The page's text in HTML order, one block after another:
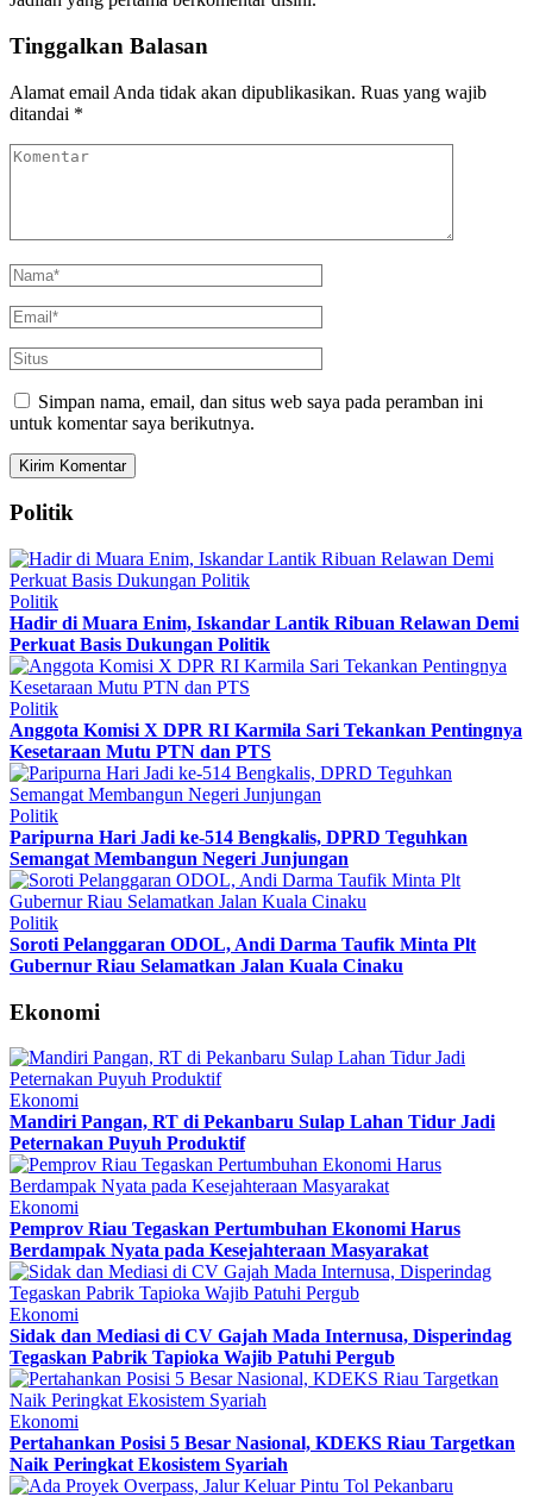
Tinggalkan Balasan
Alamat email Anda tidak akan dipublikasikan. Ruas yang wajib
ditandai *
Simpan nama, email, dan situs web saya pada peramban ini
untuk komentar saya berikutnya.
Politik
Politik
Hadir di Muara Enim, Iskandar Lantik Ribuan Relawan Demi
Perkuat Basis Dukungan Politik
Politik
Anggota Komisi X DPR RI Karmila Sari Tekankan Pentingnya
Kesetaraan Mutu PTN dan PTS
Politik
Paripurna Hari Jadi ke-514 Bengkalis, DPRD Teguhkan
Semangat Membangun Negeri Junjungan
Politik
Soroti Pelanggaran ODOL, Andi Darma Taufik Minta Plt
Gubernur Riau Selamatkan Jalan Kuala Cinaku
Ekonomi
Ekonomi
Mandiri Pangan, RT di Pekanbaru Sulap Lahan Tidur Jadi
Peternakan Puyuh Produktif
Ekonomi
Pemprov Riau Tegaskan Pertumbuhan Ekonomi Harus
Berdampak Nyata pada Kesejahteraan Masyarakat
Ekonomi
Sidak dan Mediasi di CV Gajah Mada Internusa, Disperindag
Tegaskan Pabrik Tapioka Wajib Patuhi Pergub
Ekonomi
Pertahankan Posisi 5 Besar Nasional, KDEKS Riau Targetkan
Naik Peringkat Ekosistem Syariah